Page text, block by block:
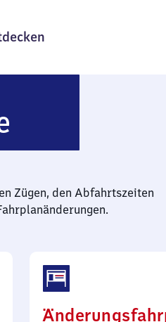
Zügen, den Abfahrtszeiten